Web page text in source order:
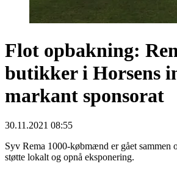
Flot opbakning:
butikker i Horsens
markant sponsorat
30.11.2021 08:55
Syv Rema 1000-købmænd er gået sammen
støtte lokalt og opnå eksponering.